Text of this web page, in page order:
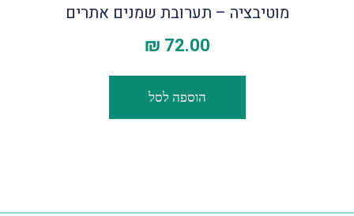
מוטיבציה – תערובת שמנים אתרים
72.00
₪
הוספה לסל